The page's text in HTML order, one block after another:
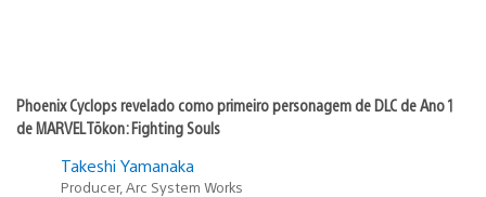
Phoenix Cyclops revelado como primeiro personagem de DLC de Ano 1
de MARVEL Tōkon: Fighting Souls
Takeshi Yamanaka
Producer, Arc System Works